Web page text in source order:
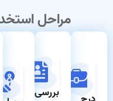
مراحل
بررسی